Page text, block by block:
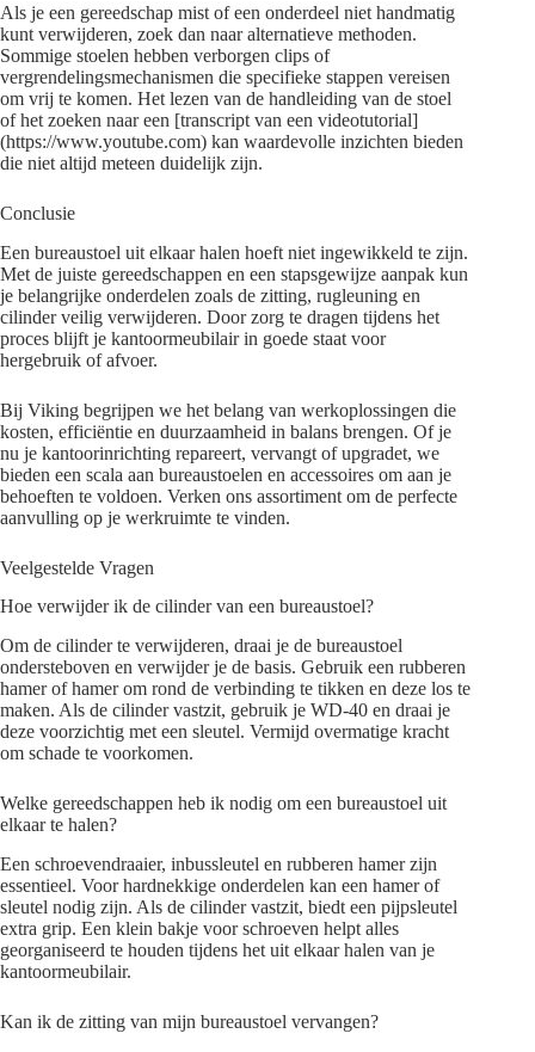
Als je een gereedschap mist of een onderdeel niet handmatig
kunt verwijderen, zoek dan naar alternatieve methoden.
Sommige stoelen hebben verborgen clips of
vergrendelingsmechanismen die specifieke stappen vereisen
om vrij te komen. Het lezen van de handleiding van de stoel
of het zoeken naar een [transcript van een videotutorial]
(https://www.youtube.com) kan waardevolle inzichten bieden
die niet altijd meteen duidelijk zijn.
Conclusie
Een bureaustoel uit elkaar halen hoeft niet ingewikkeld te zijn.
Met de juiste gereedschappen en een stapsgewijze aanpak kun
je belangrijke onderdelen zoals de zitting, rugleuning en
cilinder veilig verwijderen. Door zorg te dragen tijdens het
proces blijft je kantoormeubilair in goede staat voor
hergebruik of afvoer.
Bij Viking begrijpen we het belang van werkoplossingen die
kosten, efficiëntie en duurzaamheid in balans brengen. Of je
nu je kantoorinrichting repareert, vervangt of upgradet, we
bieden een scala aan bureaustoelen en accessoires om aan je
behoeften te voldoen. Verken ons assortiment om de perfecte
aanvulling op je werkruimte te vinden.
Veelgestelde Vragen
Hoe verwijder ik de cilinder van een bureaustoel?
Om de cilinder te verwijderen, draai je de bureaustoel
ondersteboven en verwijder je de basis. Gebruik een rubberen
hamer of hamer om rond de verbinding te tikken en deze los te
maken. Als de cilinder vastzit, gebruik je WD-40 en draai je
deze voorzichtig met een sleutel. Vermijd overmatige kracht
om schade te voorkomen.
Welke gereedschappen heb ik nodig om een bureaustoel uit
elkaar te halen?
Een schroevendraaier, inbussleutel en rubberen hamer zijn
essentieel. Voor hardnekkige onderdelen kan een hamer of
sleutel nodig zijn. Als de cilinder vastzit, biedt een pijpsleutel
extra grip. Een klein bakje voor schroeven helpt alles
georganiseerd te houden tijdens het uit elkaar halen van je
kantoormeubilair.
Kan ik de zitting van mijn bureaustoel vervangen?